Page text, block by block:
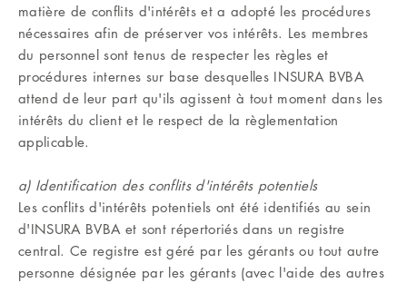
matière de conflits d'intérêts et a adopté les procédures
nécessaires afin de préserver vos intérêts. Les membres
du personnel sont tenus de respecter les règles et
procédures internes sur base desquelles INSURA BVBA
attend de leur part qu'ils agissent à tout moment dans les
intérêts du client et le respect de la règlementation
applicable.
a) Identification des conflits d'intérêts potentiels
Les conflits d'intérêts potentiels ont été identifiés au sein
d'INSURA BVBA et sont répertoriés dans un registre
central. Ce registre est géré par les gérants ou tout autre
personne désignée par les gérants (avec l'aide des autres